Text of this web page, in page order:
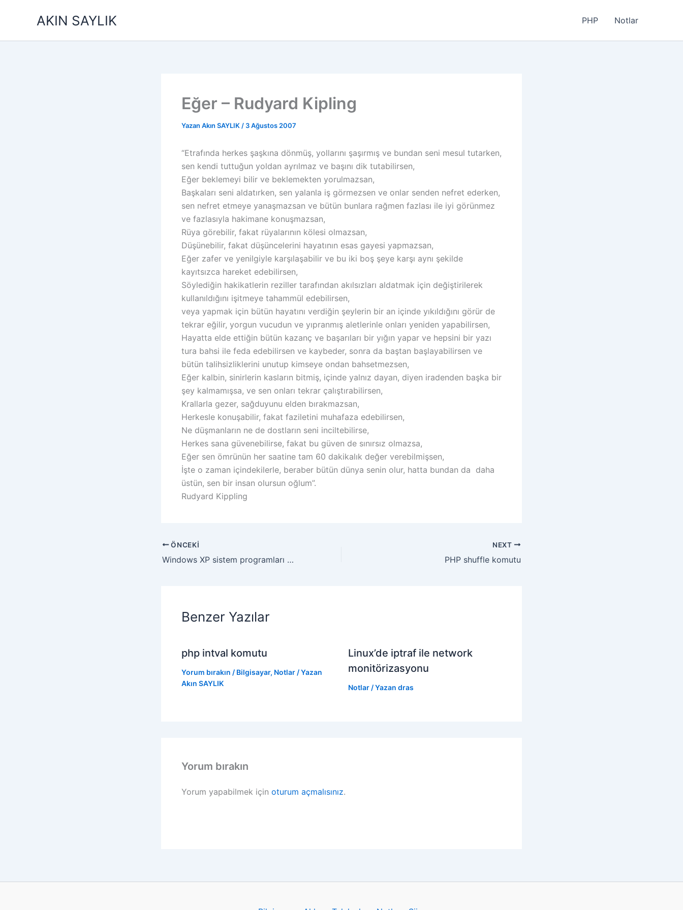
AKIN SAYLIK PHP Notlar
Eğer – Rudyard Kipling
Yazan Akın SAYLIK / 3 Ağustos 2007
“Etrafında herkes şaşkına dönmüş, yollarını şaşırmış ve bundan seni mesul tutarken,
sen kendi tuttuğun yoldan ayrılmaz ve başını dik tutabilirsen,
Eğer beklemeyi bilir ve beklemekten yorulmazsan,
Başkaları seni aldatırken, sen yalanla iş görmezsen ve onlar senden nefret ederken,
sen nefret etmeye yanaşmazsan ve bütün bunlara rağmen fazlası ile iyi görünmez
ve fazlasıyla hakimane konuşmazsan,
Rüya görebilir, fakat rüyalarının kölesi olmazsan,
Düşünebilir, fakat düşüncelerini hayatının esas gayesi yapmazsan,
Eğer zafer ve yenilgiyle karşılaşabilir ve bu iki boş şeye karşı aynı şekilde
kayıtsızca hareket edebilirsen,
Söylediğin hakikatlerin reziller tarafından akılsızları aldatmak için değiştirilerek
kullanıldığını işitmeye tahammül edebilirsen,
veya yapmak için bütün hayatını verdiğin şeylerin bir an içinde yıkıldığını görür de
tekrar eğilir, yorgun vucudun ve yıpranmış aletlerinle onları yeniden yapabilirsen,
Hayatta elde ettiğin bütün kazanç ve başarıları bir yığın yapar ve hepsini bir yazı
tura bahsi ile feda edebilirsen ve kaybeder, sonra da baştan başlayabilirsen ve
bütün talihsizliklerini unutup kimseye ondan bahsetmezsen,
Eğer kalbin, sinirlerin kasların bitmiş, içinde yalnız dayan, diyen iradenden başka bir
şey kalmamışsa, ve sen onları tekrar çalıştırabilirsen,
Krallarla gezer, sağduyunu elden bırakmazsan,
Herkesle konuşabilir, fakat faziletini muhafaza edebilirsen,
Ne düşmanların ne de dostların seni inciltebilirse,
Herkes sana güvenebilirse, fakat bu güven de sınırsız olmazsa,
Eğer sen ömrünün her saatine tam 60 dakikalık değer verebilmişsen,
İşte o zaman içindekilerle, beraber bütün dünya senin olur, hatta bundan da daha
üstün, sen bir insan olursun oğlum”.
Rudyard Kippling
ÖNCEKI
Windows XP sistem programları komut satırı isimleri
NEXT
PHP shuffle komutu
Benzer Yazılar
php intval komutu
Yorum bırakın / Bilgisayar, Notlar / Yazan
Akın SAYLIK
Linux’de iptraf ile network
monitörizasyonu
Notlar/ Yazan dras
Yorum bırakın
Yorum yapabilmek için oturum açmalısınız.